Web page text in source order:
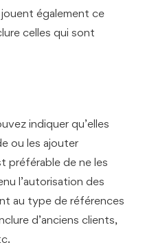
également ce
celles qui sont
indiquer qu’elles
ou les ajouter
préférable de ne les
l’autorisation des
au type de références
d’anciens clients,